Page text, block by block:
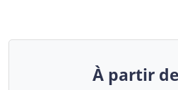
À partir